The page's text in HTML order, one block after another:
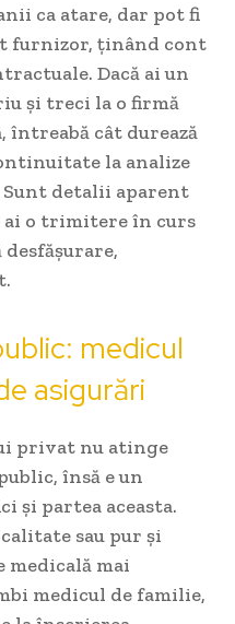
ca atare, dar pot fi
furnizor, ținând cont
Dacă ai un
și treci la o firmă
întreabă cât durează
la analize
detalii aparent
ai o trimitere în curs
medicul
asigurări
privat nu atinge
însă e un
și partea aceasta.
sau pur și
mai
medicul de familie,